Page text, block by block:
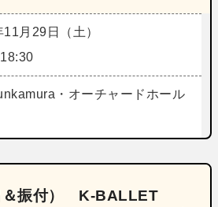
月29日（土）
・オーチャードホール
＆振付） K‐BALLET